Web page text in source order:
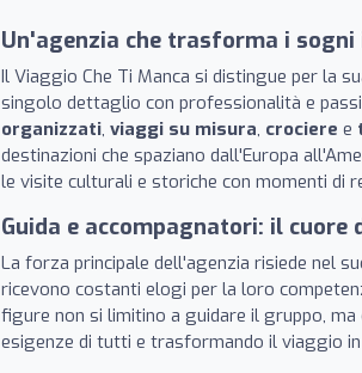
Un'agenzia che trasforma i
Il Viaggio Che Ti Manca si distingue per la
singolo dettaglio con professionalità e
organizzati, viaggi su misura, crociere e
destinazioni che spaziano dall'Europa
le visite culturali e storiche con momenti di
Guida e accompagnatori: il cuore
La forza principale dell'agenzia risiede nel
ricevono costanti elogi per la loro
figure non si limitino a guidare il gruppo,
esigenze di tutti e trasformando il viaggio in